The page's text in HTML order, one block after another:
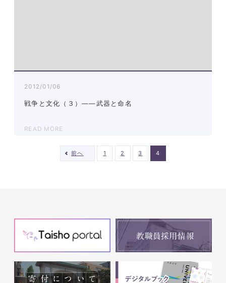
2012/01/06
戦争と文化（３）――武器と命名
READ MORE
前へ 1 2 3 4